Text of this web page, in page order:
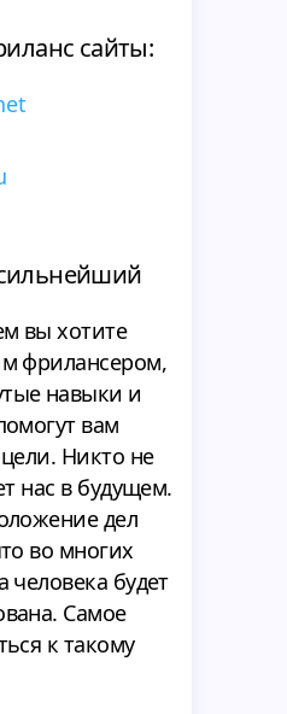
сайты:
вы хотите
фрилансером,
навыки и
вам
Никто не
нас в будущем.
дел
во многих
человека будет
Самое
к такому